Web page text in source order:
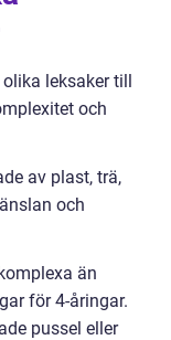
leksaker till
och
av plast, trä,
och
än
för 4-åringar.
pussel eller